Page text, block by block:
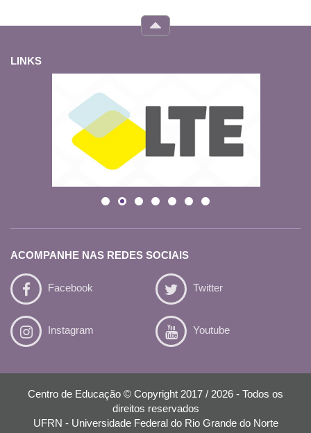
LINKS
ACOMPANHE NAS REDES SOCIAIS
Facebook Twitter
Instagram Youtube
Centro de Educação © Copyright 2017 / 2026 - Todos os
direitos reservados
UFRN - Universidade Federal do Rio Grande do Norte